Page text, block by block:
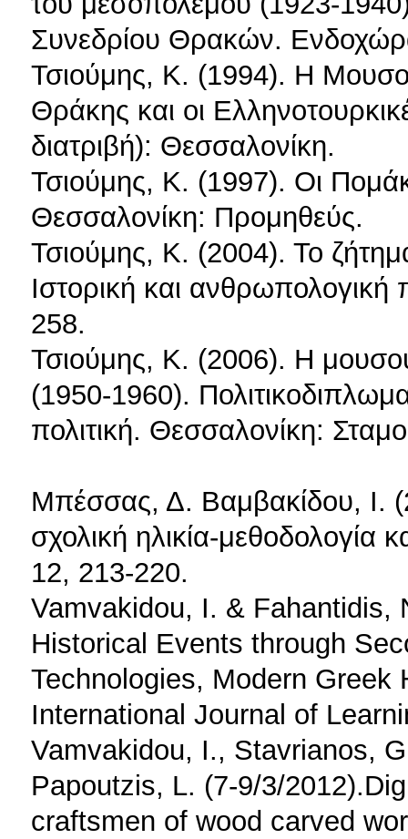
Συνεδρίου Θρακών.
Τσιούμης, Κ. (1994). Η
Θράκης και οι
διατριβή): Θεσσαλονίκη.
Τσιούμης, Κ. (1997). Οι
Θεσσαλονίκη: Προμηθεύς.
Τσιούμης, Κ. (2004). Το
Ιστορική και
258.
Τσιούμης, Κ. (2006). Η
(1950-1960).
πολιτική. Θεσσαλονίκη:
Μπέσσας, Δ. Βαμβακίδου, Ι.
σχολική ηλικία-μεθοδολογία
12, 213-220.
Vamvakidou, I. & Fahantidis,
Historical Events through
Technologies, Modern Greek
International Journal of
Vamvakidou, I., Stavrianos,
Papoutzis, L. (7-9/3/
craftsmen of wood carved